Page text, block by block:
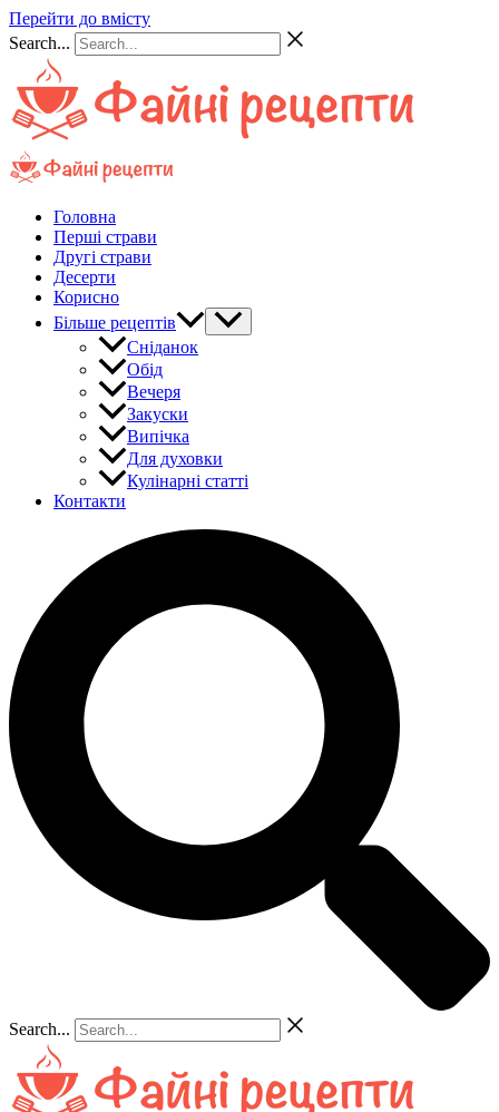
Перейти до вмісту
Search...
Головна
Перші страви
Другі страви
Десерти
Корисно
Більше рецептів
Сніданок
Обід
Вечеря
Закуски
Випічка
Для духовки
Кулінарні статті
Контакти
Search...